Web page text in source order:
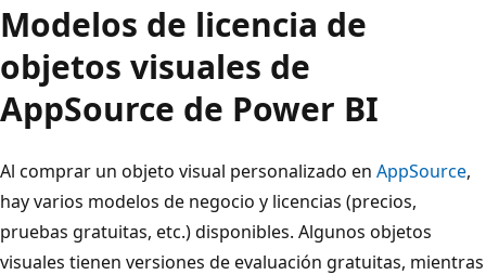
Modelos de licencia de
objetos visuales de
AppSource de Power BI
Al comprar un objeto visual personalizado en AppSource,
hay varios modelos de negocio y licencias (precios,
pruebas gratuitas, etc.) disponibles. Algunos objetos
visuales tienen versiones de evaluación gratuitas, mientras